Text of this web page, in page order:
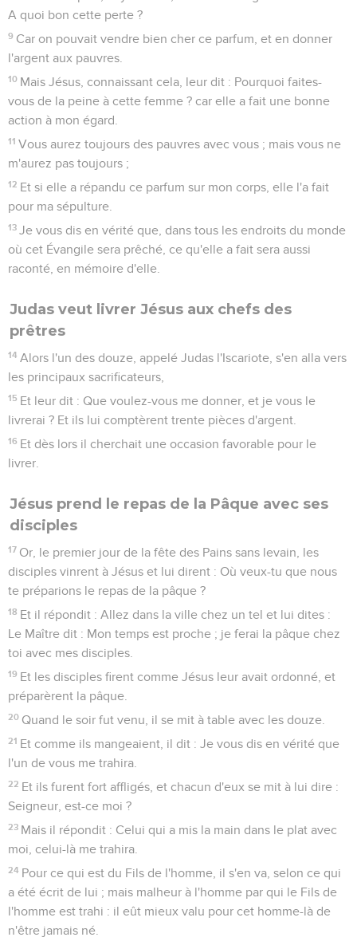
A quoi bon cette perte ?
9 Car on pouvait vendre bien cher ce parfum, et en donner
l'argent aux pauvres.
10 Mais Jésus, connaissant cela, leur dit : Pourquoi faites-
vous de la peine à cette femme ? car elle a fait une bonne
action à mon égard.
11 Vous aurez toujours des pauvres avec vous ; mais vous ne
m'aurez pas toujours ;
12 Et si elle a répandu ce parfum sur mon corps, elle l'a fait
pour ma sépulture.
13 Je vous dis en vérité que, dans tous les endroits du monde
où cet Évangile sera prêché, ce qu'elle a fait sera aussi
raconté, en mémoire d'elle.
Judas veut livrer Jésus aux chefs des
prêtres
14 Alors l'un des douze, appelé Judas l'Iscariote, s'en alla vers
les principaux sacrificateurs,
15 Et leur dit : Que voulez-vous me donner, et je vous le
livrerai ? Et ils lui comptèrent trente pièces d'argent.
16 Et dès lors il cherchait une occasion favorable pour le
livrer.
Jésus prend le repas de la Pâque avec ses
disciples
17 Or, le premier jour de la fête des Pains sans levain, les
disciples vinrent à Jésus et lui dirent : Où veux-tu que nous
te préparions le repas de la pâque ?
18 Et il répondit : Allez dans la ville chez un tel et lui dites :
Le Maître dit : Mon temps est proche ; je ferai la pâque chez
toi avec mes disciples.
19 Et les disciples firent comme Jésus leur avait ordonné, et
préparèrent la pâque.
20 Quand le soir fut venu, il se mit à table avec les douze.
21 Et comme ils mangeaient, il dit : Je vous dis en vérité que
l'un de vous me trahira.
22 Et ils furent fort affligés, et chacun d'eux se mit à lui dire :
Seigneur, est-ce moi ?
23 Mais il répondit : Celui qui a mis la main dans le plat avec
moi, celui-là me trahira.
24 Pour ce qui est du Fils de l'homme, il s'en va, selon ce qui
a été écrit de lui ; mais malheur à l'homme par qui le Fils de
l'homme est trahi : il eût mieux valu pour cet homme-là de
n'être jamais né.